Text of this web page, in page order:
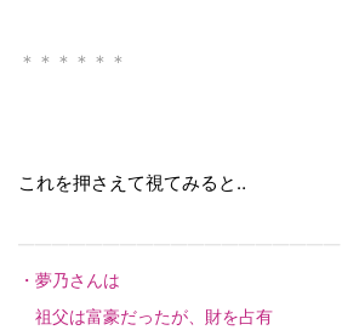
＊＊＊＊＊＊
これを押さえて視てみると‥
———————————————————
・夢乃さんは
祖父は富豪だったが、財を占有